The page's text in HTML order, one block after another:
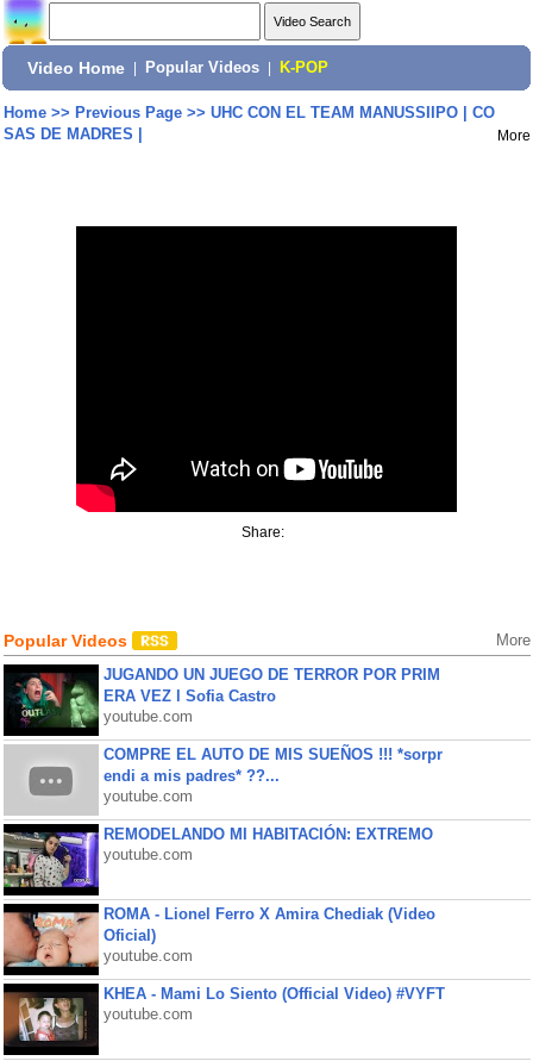
Video Home Popular Videos K-POP
Home>> Previous Page>> UHC CON EL TEAM MANUSSIIPO | CO
SAS DE MADRES |
More
Share:
Popular Videos More
JUGANDO UN JUEGO DE TERROR POR PRIM
ERA VEZ l Sofia Castro
youtube.com
COMPRE EL AUTO DE MIS SUEÑOS !!! *sorpr
endi a mis padres* ??...
youtube.com
REMODELANDO MI HABITACIÓN: EXTREMO
youtube.com
ROMA - Lionel Ferro X Amira Chediak (Video
Oficial)
youtube.com
KHEA - Mami Lo Siento (Official Video) #VYFT
youtube.com